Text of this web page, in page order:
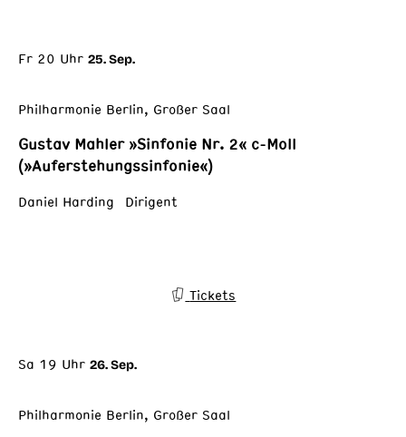
Fr 20 Uhr 25. Sep.
Philharmonie Berlin, Großer Saal
Gustav Mahler »Sinfonie Nr. 2« c-Moll
(»Auferstehungssinfonie«)
Daniel Harding Dirigent
Tickets
Sa 19 Uhr 26. Sep.
Philharmonie Berlin, Großer Saal